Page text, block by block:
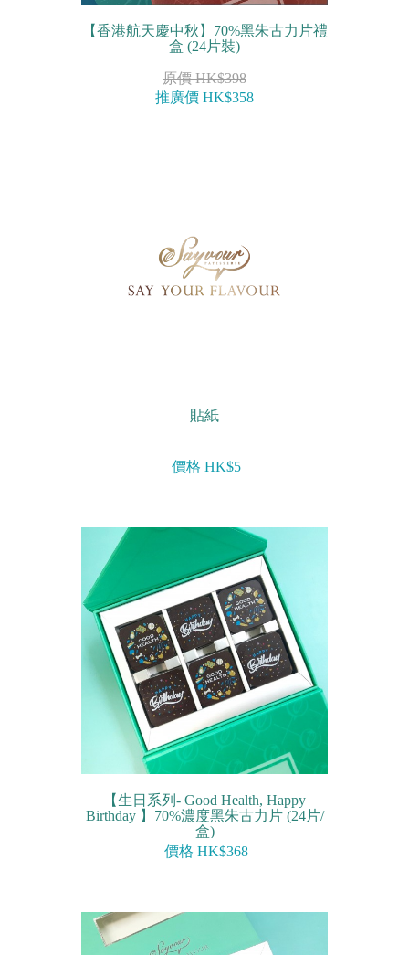
【香港航天慶中秋】70%黑朱古力片禮
盒 (24片裝)
原價 HK$398
推廣價 HK$358
貼紙
價格 HK$5
【生日系列- Good Health, Happy
Birthday 】70%濃度黑朱古力片 (24片/
盒)
價格 HK$368